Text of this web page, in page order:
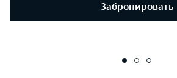
Забронировать